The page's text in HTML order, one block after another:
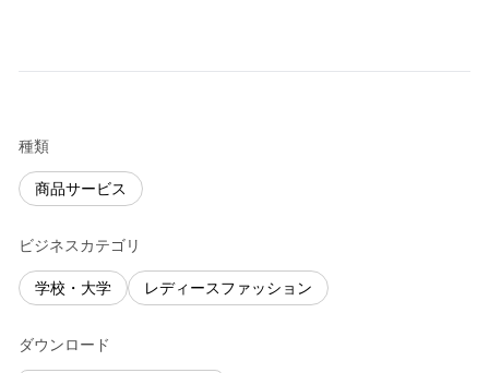
種類
商品サービス
ビジネスカテゴリ
学校・大学 レディースファッション
ダウンロード